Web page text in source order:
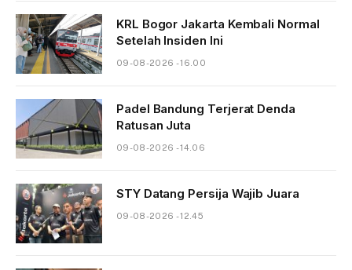
KRL Bogor Jakarta Kembali Normal
Setelah Insiden Ini
09-08-2026 - 16.00
Padel Bandung Terjerat Denda
Ratusan Juta
09-08-2026 - 14.06
STY Datang Persija Wajib Juara
09-08-2026 - 12.45